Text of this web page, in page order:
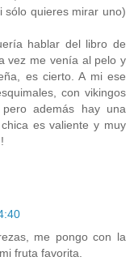
sólo quieres mirar uno)
hablar del libro de
vez me venía al pelo y
es cierto. A mi ese
con vikingos
además hay una
es valiente y muy
me pongo con la
fruta favorita.